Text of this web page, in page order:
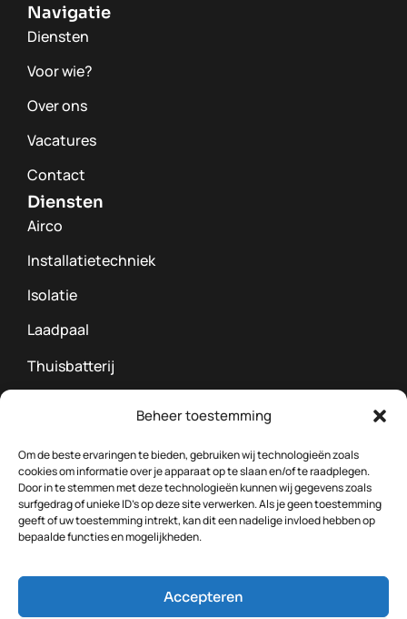
Beheer toestemming
Om de beste ervaringen te bieden, gebruiken wij technologieën zoals
cookies om informatie over je apparaat op te slaan en/of te raadplegen.
Door in te stemmen met deze technologieën kunnen wij gegevens zoals
surfgedrag of unieke ID's op deze site verwerken. Als je geen toestemming
geeft of uw toestemming intrekt, kan dit een nadelige invloed hebben op
bepaalde functies en mogelijkheden.
Accepteren
Navigatie
Diensten
Voor wie?
Over ons
Vacatures
Contact
Diensten
Airco
Installatietechniek
Isolatie
Laadpaal
Thuisbatterij
Zonnepanelen
Socials